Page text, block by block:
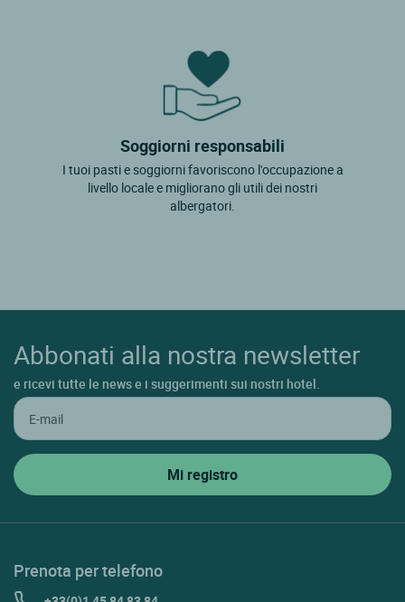
Soggiorni responsabili
I tuoi pasti e soggiorni favoriscono l'occupazione a
livello locale e migliorano gli utili dei nostri
albergatori.
Abbonati alla nostra newsletter
e ricevi tutte le news e i suggerimenti sui nostri hotel.
Prenota per telefono